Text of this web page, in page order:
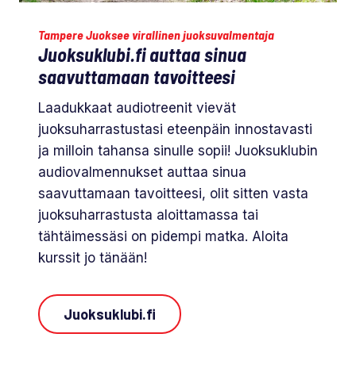
Tampere Juoksee virallinen juoksuvalmentaja
Juoksuklubi.fi auttaa sinua
saavuttamaan tavoitteesi
Laadukkaat audiotreenit vievät
juoksuharrastustasi eteenpäin innostavasti
ja milloin tahansa sinulle sopii! Juoksuklubin
audiovalmennukset auttaa sinua
saavuttamaan tavoitteesi, olit sitten vasta
juoksuharrastusta aloittamassa tai
tähtäimessäsi on pidempi matka. Aloita
kurssit jo tänään!
Juoksuklubi.fi